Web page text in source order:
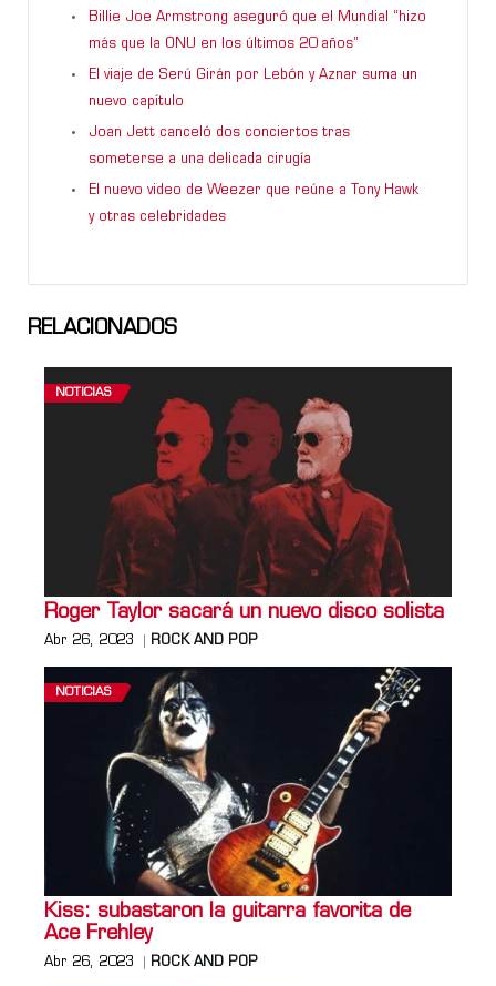
Billie Joe Armstrong aseguró que el Mundial “hizo
más que la ONU en los últimos 20 años”
El viaje de Serú Girán por Lebón y Aznar suma un
nuevo capítulo
Joan Jett canceló dos conciertos tras
someterse a una delicada cirugía
El nuevo video de Weezer que reúne a Tony Hawk
y otras celebridades
RELACIONADOS
NOTICIAS
Roger Taylor sacará un nuevo disco solista
Abr 26, 2023 ROCK AND POP
NOTICIAS
Kiss: subastaron la guitarra favorita de
Ace Frehley
Abr 26, 2023 ROCK AND POP